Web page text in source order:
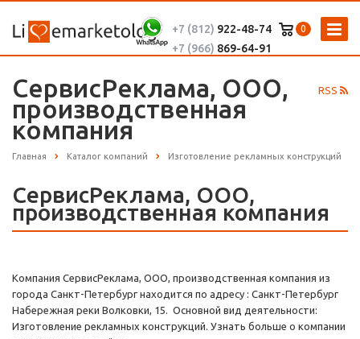
0
+7 (812) 922-48-74
+7 (966) 869-64-91
RSS
СервисРеклама, ООО,
производственная
компания
Главная Каталог компаний Изготовление рекламных конструкций
СервисРеклама, ООО,
производственная компания
Компания СервисРеклама, ООО, производственная компания из
города Санкт-Петербург находится по адресу : Санкт-Петербург
Набережная реки Волковки, 15. Основной вид деятельности:
Изготовление рекламных конструкций. Узнать больше о компании